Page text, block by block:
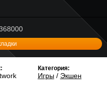
Категория:
Игры/ Экшен